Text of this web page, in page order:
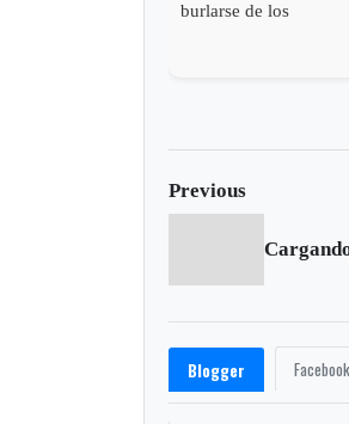
burlarse de los
Previous
Blogger Facebook